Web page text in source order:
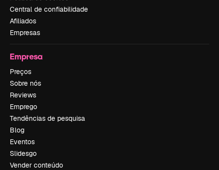
Central de confiabilidade
Afiliados
Empresas
Empresa
Preços
Sobre nós
Reviews
Emprego
Tendências de pesquisa
Blog
Eventos
Slidesgo
Vender conteúdo